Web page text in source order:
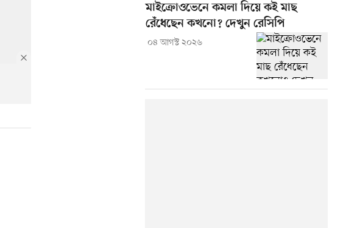
মাইক্রোওভেনে কমলা দিয়ে কই মাছ
রেঁধেছেন কখনো? দেখুন রেসিপি
০৪ আগস্ট ২০২৬